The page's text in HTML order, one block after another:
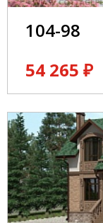
104-98
54 265 ₽